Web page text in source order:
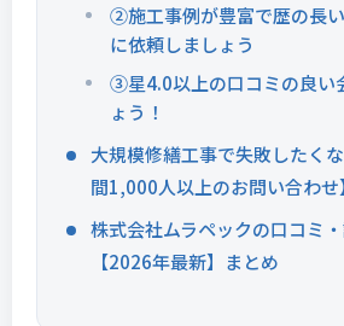
②施工事例が豊富で歴の長
に依頼しましょう
③星4.0以上の口コミの良い
ょう！
大規模修繕工事で失敗したく
間1,000人以上のお問い合わせ】
株式会社ムラペックの口コミ
【2026年最新】まとめ